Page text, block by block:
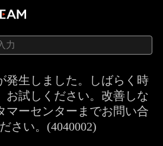
発生しました。しばらく時
お試しください。改善しな
マーセンターまでお問い合
さい。(4040002)